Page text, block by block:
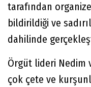
tarafından
bildirildiği ve
dahilinde
Örgüt lideri Nedim
çok çete ve